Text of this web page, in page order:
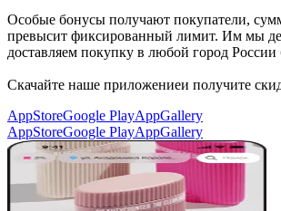
Особые бонусы получают покупатели,
превысит фиксированный лимит. Им мы
доставляем покупку в любой город России
Скачайте наше приложениеи получите
AppStoreGoogle PlayAppGallery
AppStoreGoogle PlayAppGallery